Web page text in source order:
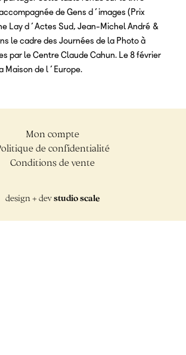
de Gens d’images (Prix
Lay d’Actes Sud, Jean-Michel André &
le cadre des Journées de la Photo à
par le Centre Claude Cahun. Le 8 février
Maison de l’Europe.
Mon compte
de confidentialité
Conditions de vente
design + devstudio scale